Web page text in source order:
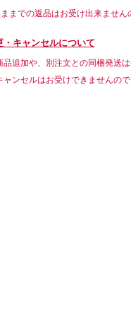
までの返品はお受け出来ません
・キャンセルについて
品追加や、別注文との同梱発送は
ャンセルはお受けできませんので